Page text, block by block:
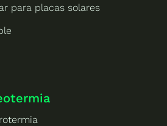
para placas solares